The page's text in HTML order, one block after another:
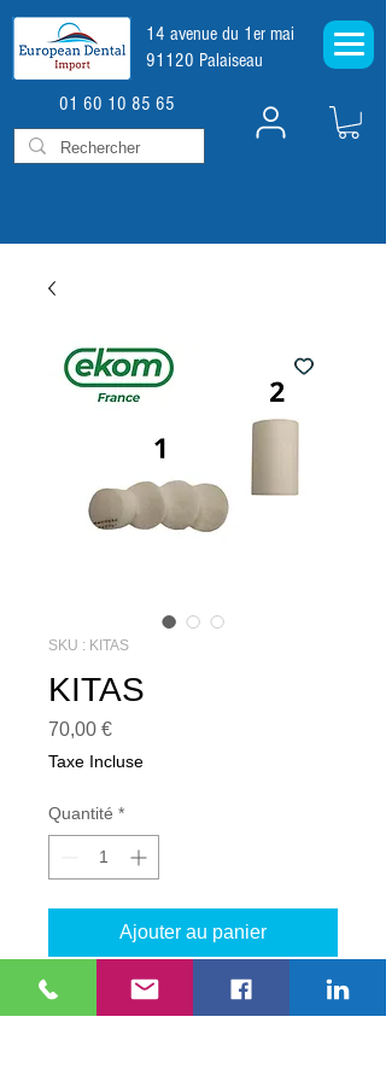
14 avenue du 1er mai
91120 Palaiseau
01 60 10 85 65
SKU : KITAS
KITAS
70,00 €Prix
Taxe Incluse
Quantité *
Ajouter au panier
Kit de filtres pour compresseur EKOM